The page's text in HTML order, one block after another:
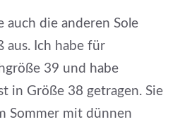
auch die anderen Sole
aus. Ich habe für
39 und habe
in Größe 38 getragen. Sie
Sommer mit dünnen